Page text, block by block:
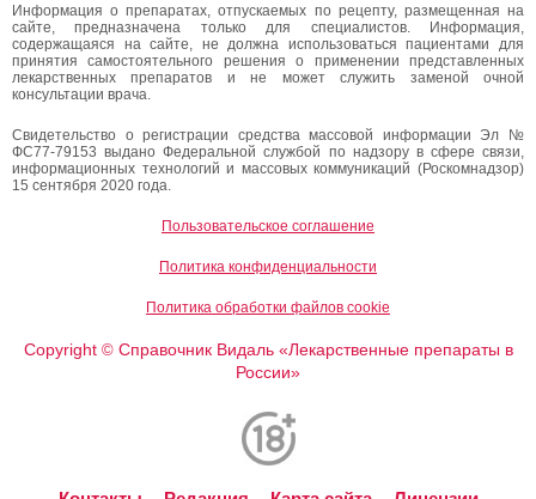
Информация о препаратах, отпускаемых по рецепту, размещенная на
сайте, предназначена только для специалистов. Информация,
содержащаяся на сайте, не должна использоваться пациентами для
принятия самостоятельного решения о применении представленных
лекарственных препаратов и не может служить заменой очной
консультации врача.
Свидетельство о регистрации средства массовой информации Эл №
ФС77-79153 выдано Федеральной службой по надзору в сфере связи,
информационных технологий и массовых коммуникаций (Роскомнадзор)
15 сентября 2020 года.
Пользовательское соглашение
Политика конфиденциальности
Политика обработки файлов cookie
Copyright ©Справочник Видаль «Лекарственные препараты в
России»